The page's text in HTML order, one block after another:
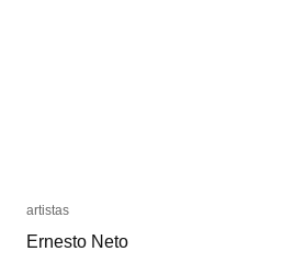
artistas
Ernesto Neto
artistas
Ernesto Neto